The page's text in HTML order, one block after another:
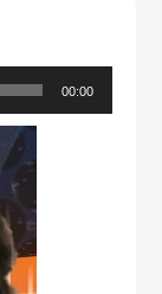
00:00